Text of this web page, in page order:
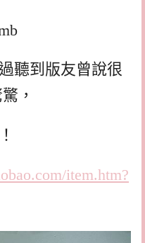
聽到版友曾說很
，
item.htm?